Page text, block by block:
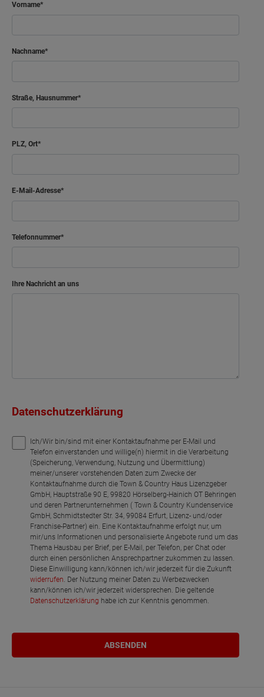
Vorname
Nachname
Straße, Hausnummer
PLZ, Ort
E-Mail-Adresse
Telefonnummer
Ihre Nachricht an uns
Datenschutzerklärung
Ich/Wir bin/sind mit einer Kontaktaufnahme per E-Mail und
Telefon einverstanden und willige(n) hiermit in die Verarbeitung
(Speicherung, Verwendung, Nutzung und Übermittlung)
meiner/unserer vorstehenden Daten zum Zwecke der
Kontaktaufnahme durch die Town & Country Haus Lizenzgeber
GmbH, Hauptstraße 90 E, 99820 Hörselberg-Hainich OT Behringen
und deren Partnerunternehmen ( Town & Country Kundenservice
GmbH, Schmidtstedter Str. 34, 99084 Erfurt, Lizenz- und/oder
Franchise-Partner) ein. Eine Kontaktaufnahme erfolgt nur, um
mir/uns Informationen und personalisierte Angebote rund um das
Thema Hausbau per Brief, per E-Mail, per Telefon, per Chat oder
durch einen persönlichen Ansprechpartner zukommen zu lassen.
Diese Einwilligung kann/können ich/wir jederzeit für die Zukunft
widerrufen. Der Nutzung meiner Daten zu Werbezwecken
kann/können ich/wir jederzeit widersprechen. Die geltende
Datenschutzerklärung habe ich zur Kenntnis genommen.